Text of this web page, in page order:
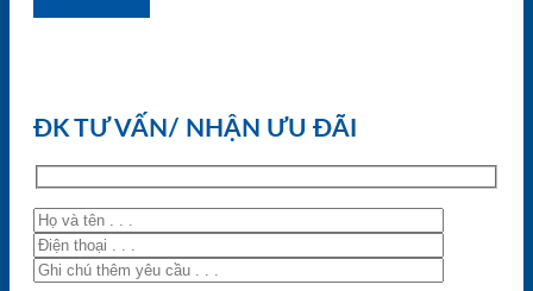
ĐK TƯ VẤN/ NHẬN ƯU ĐÃI